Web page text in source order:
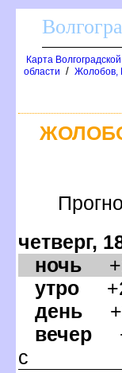
Карта
области / Жолобов,
четверг,
ночь
утро
день
ечер
с